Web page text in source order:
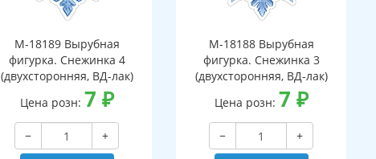
М-18189 Вырубная
фигурка. Снежинка 4
(двухсторонняя, ВД-лак)
Цена розн: 7 ₽
−
+
М-18188 Вырубная
фигурка. Снежинка 3
(двухсторонняя, ВД-лак)
Цена розн: 7 ₽
−
+